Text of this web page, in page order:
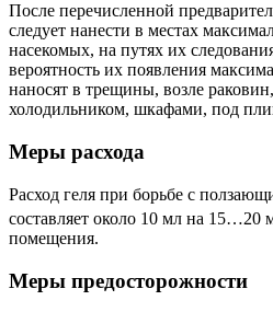
После перечисленной
следует нанести в местах
насекомых, на путях их
вероятность их появления
наносят в трещины, возле
холодильником, шкафами, под
Меры расхода
Расход геля при борьбе с
составляет около 10 мл на 15…20
помещения.
Меры предосторожности